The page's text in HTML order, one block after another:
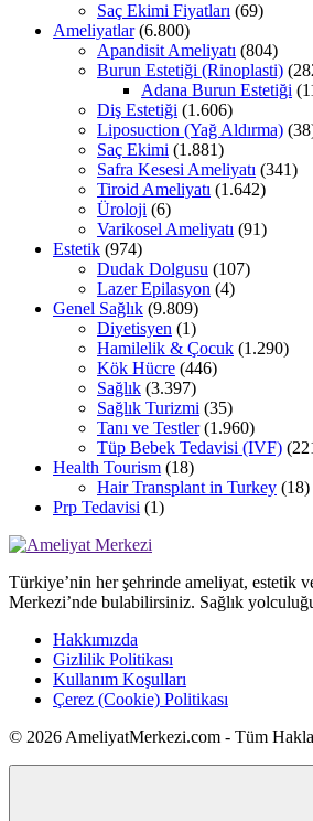
Saç Ekimi Fiyatları (69)
Ameliyatlar(6.800)
Apandisit Ameliyatı (804)
Burun Estetiği (Rinoplasti)
Adana Burun Estetiği
Diş Estetiği (1.606)
Liposuction (Yağ Aldırma)
Saç Ekimi (1.881)
Safra Kesesi Ameliyatı (341)
Tiroid Ameliyatı (1.642)
Üroloji (6)
Varikosel Ameliyatı (91)
Estetik (974)
Dudak Dolgusu (107)
Lazer Epilasyon (4)
Genel Sağlık (9.809)
Diyetisyen (1)
Hamilelik & Çocuk (1.290)
Kök Hücre (446)
Sağlık (3.397)
Sağlık Turizmi (35)
Tanı ve Testler(1.960)
Tüp Bebek Tedavisi (IVF)
Health Tourism (18)
Hair Transplant in Turkey (18)
Prp Tedavisi (1)
Türkiye’nin her şehrinde ameliyat, estetik
Merkezi’nde bulabilirsiniz. Sağlık
Hakkımızda
Gizlilik Politikası
Kullanım Koşulları
Çerez (Cookie) Politikası
© 2026 AmeliyatMerkezi.com - Tüm